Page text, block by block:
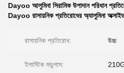
Dayoo আলুমিনা সিরামিক উপাদান পরিধান
Dayoo রাসায়নিক প্রতিরোধের অ্যালুমিনা
রাসায়নিক প্রতিরোধ: উচ্চ
ইলাস্টিক মডুলাস: